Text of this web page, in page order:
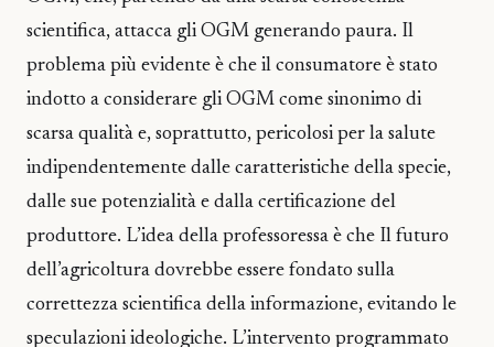
scientifica, attacca gli OGM generando paura. Il
problema più evidente è che il consumatore è stato
indotto a considerare gli OGM come sinonimo di
scarsa qualità e, soprattutto, pericolosi per la salute
indipendentemente dalle caratteristiche della specie,
dalle sue potenzialità e dalla certificazione del
produttore. L’idea della professoressa è che Il futuro
dell’agricoltura dovrebbe essere fondato sulla
correttezza scientifica della informazione, evitando le
speculazioni ideologiche. L’intervento programmato